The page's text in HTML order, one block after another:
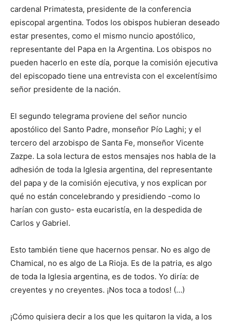
cardenal Primatesta, presidente de la conferencia
episcopal argentina. Todos los obispos hubieran deseado
estar presentes, como el mismo nuncio apostólico,
representante del Papa en la Argentina. Los obispos no
pueden hacerlo en este día, porque la comisión ejecutiva
del episcopado tiene una entrevista con el excelentísimo
señor presidente de la nación.
El segundo telegrama proviene del señor nuncio
apostólico del Santo Padre, monseñor Pío Laghi; y el
tercero del arzobispo de Santa Fe, monseñor Vicente
Zazpe. La sola lectura de estos mensajes nos habla de la
adhesión de toda la Iglesia argentina, del representante
del papa y de la comisión ejecutiva, y nos explican por
qué no están concelebrando y presidiendo -como lo
harían con gusto- esta eucaristía, en la despedida de
Carlos y Gabriel.
Esto también tiene que hacernos pensar. No es algo de
Chamical, no es algo de La Rioja. Es de la patria, es algo
de toda la Iglesia argentina, es de todos. Yo diría: de
creyentes y no creyentes. ¡Nos toca a todos! (…)
¡Cómo quisiera decir a los que les quitaron la vida, a los